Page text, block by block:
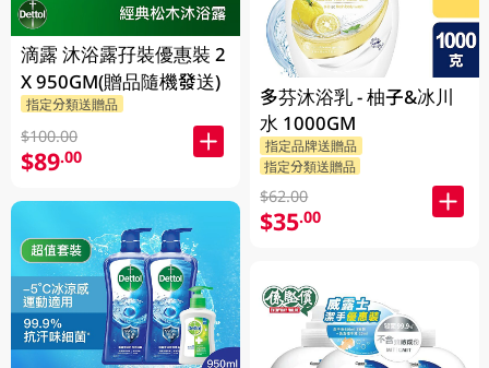
滴露 沐浴露孖裝優惠裝 2
X 950GM(贈品隨機發送)
指定分類送贈品
$100.00
$89.00
多芬沐浴乳 - 柚子&冰川
水 1000GM
指定品牌送贈品
指定分類送贈品
$62.00
$35.00